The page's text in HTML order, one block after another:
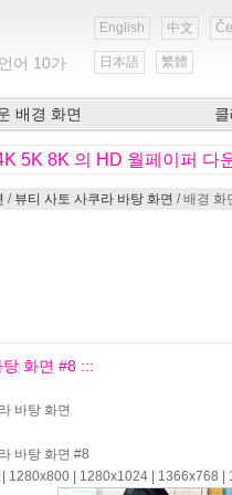
어 10가
English 中文
日本語 繁體
배경 화면
5K 8K 의 HD 월페이퍼 다
/ 뷰티 사토 사쿠라 바탕 화면 / 배경 화
화면 #8 :::
바탕 화면
바탕 화면 #8
1280x800 | 1280x1024 | 1366x768